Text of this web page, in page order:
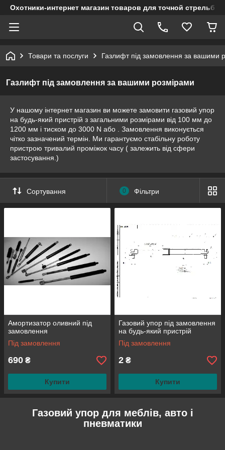
Охотники-интернет магазин товаров для точной стрельбы
Товари та послуги Газлифт під замовлення за вашими
Газлифт під замовлення за вашими розмірами
У нашому інтернет магазин ви можете замовити газовий упор
на будь-який пристрій з загальними розмірами від 100 мм до
1200 мм і тиском до 3000 N або . Замовлення виконується
чітко зазначений термін. Ми гарантуємо стабільну роботу
пристрою тривалий проміжок часу ( залежить від сфери
застосування.)
Сортування 0 Фільтри
Амортизатор оливний під
замовлення
Під замовлення
690 ₴
Купити
Газовий упор під замовлення
на будь-який пристрій
Під замовлення
2 ₴
Купити
Газовий упор для меблів, авто і
пневматики